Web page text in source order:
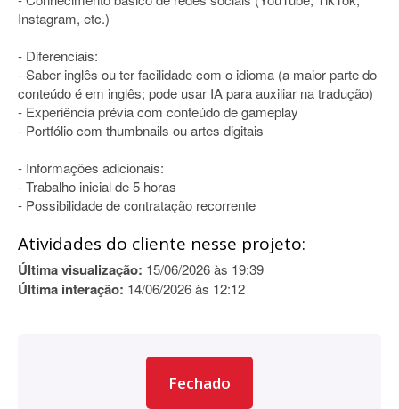
Instagram, etc.)
- Diferenciais:
- Saber inglês ou ter facilidade com o idioma (a maior parte do
conteúdo é em inglês; pode usar IA para auxiliar na tradução)
- Experiência prévia com conteúdo de gameplay
- Portfólio com thumbnails ou artes digitais
- Informações adicionais:
- Trabalho inicial de 5 horas
- Possibilidade de contratação recorrente
Atividades do cliente nesse projeto:
Última visualização: 15/06/2026 às 19:39
Última interação: 14/06/2026 às 12:12
Fechado